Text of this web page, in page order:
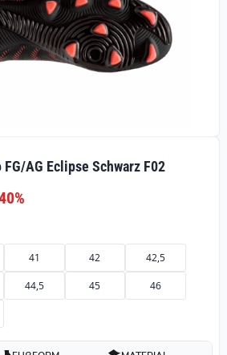
FG/AG Eclipse Schwarz F02
41 42 42,5
44,5 45 46